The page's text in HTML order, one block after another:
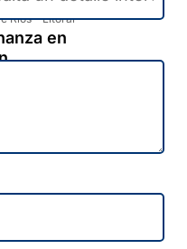
Ríos-Litoral
en